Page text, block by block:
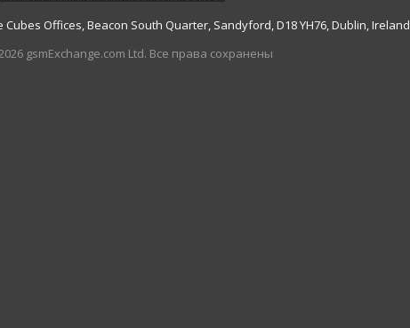
Cubes Offices, Beacon South Quarter, Sandyford, D18 YH76, Dublin, Ireland
gsmExchange.com Ltd. Все права сохранены